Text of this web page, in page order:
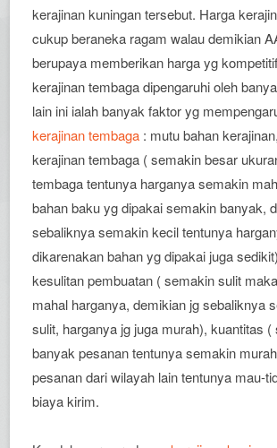
kerajinan kuningan tersebut. Harga
cukup beraneka ragam walau demikian
berupaya memberikan harga yg
kerajinan tembaga dipengaruhi oleh
lain ini ialah banyak faktor yg
kerajinan tembaga : mutu bahan
kerajinan tembaga ( semakin besar
tembaga tentunya harganya semakin
bahan baku yg dipakai semakin banyak,
sebaliknya semakin kecil tentunya
dikarenakan bahan yg dipakai juga
kesulitan pembuatan ( semakin sulit
mahal harganya, demikian jg sebaliknya
sulit, harganya jg juga murah), kuantitas (
banyak pesanan tentunya semakin
pesanan dari wilayah lain tentunya mau-
biaya kirim.